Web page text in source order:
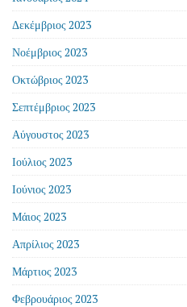
Δεκέμβριος 2023
Νοέμβριος 2023
Οκτώβριος 2023
Σεπτέμβριος 2023
Αύγουστος 2023
Ιούλιος 2023
Ιούνιος 2023
Μάιος 2023
Απρίλιος 2023
Μάρτιος 2023
Φεβρουάριος 2023